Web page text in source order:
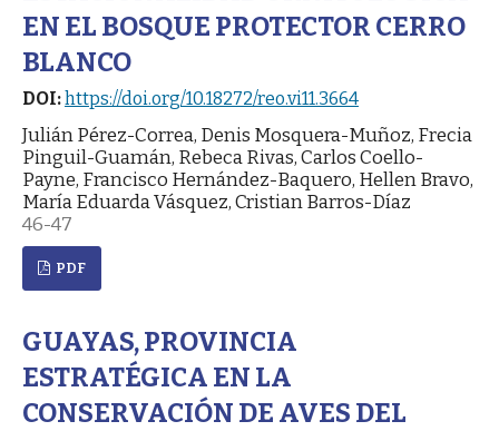
EN EL BOSQUE PROTECTOR CERRO
BLANCO
DOI:https://doi.org/10.18272/reo.vi11.3664
Julián Pérez-Correa, Denis Mosquera-Muñoz, Frecia
Pinguil-Guamán, Rebeca Rivas, Carlos Coello-
Payne, Francisco Hernández-Baquero, Hellen Bravo,
María Eduarda Vásquez, Cristian Barros-Díaz
46-47
PDF
GUAYAS, PROVINCIA
ESTRATÉGICA EN LA
CONSERVACIÓN DE AVES DEL